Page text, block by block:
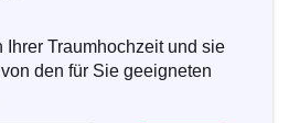
Ihrer Traumhochzeit und sie
den für Sie geeigneten